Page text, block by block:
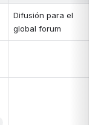
Difusión para el
global forum